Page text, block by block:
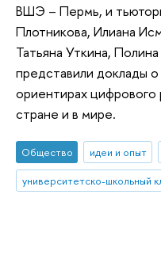
ВШЭ – Пермь, и
Плотникова, Илиана
Татьяна Уткина,
представили доклады
ориентирах цифрового
стране и в мире.
Общество идеи и опыт
университетско-школьный